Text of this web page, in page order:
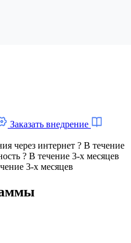
Заказать внедрение
через интернет ? В течение
? В течение 3-х месяцев
3-х месяцев